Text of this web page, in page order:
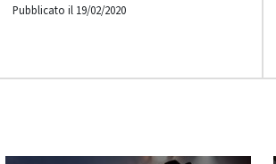
Pubblicato il 19/02/2020